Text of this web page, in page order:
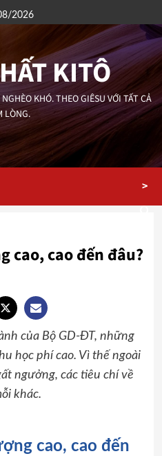
2026
KITÔ
KHÓ. THEO GIÊSU VỚI TẤT CẢ
LÒNG.
>
cao, cao đến đâu?
của Bộ GD-ĐT, những
học phí cao. Vì thế ngoài
ngưởng, các tiêu chí về
khác.
cao, cao đến